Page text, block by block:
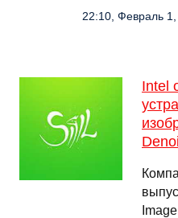
22:10, Февраль
Intel